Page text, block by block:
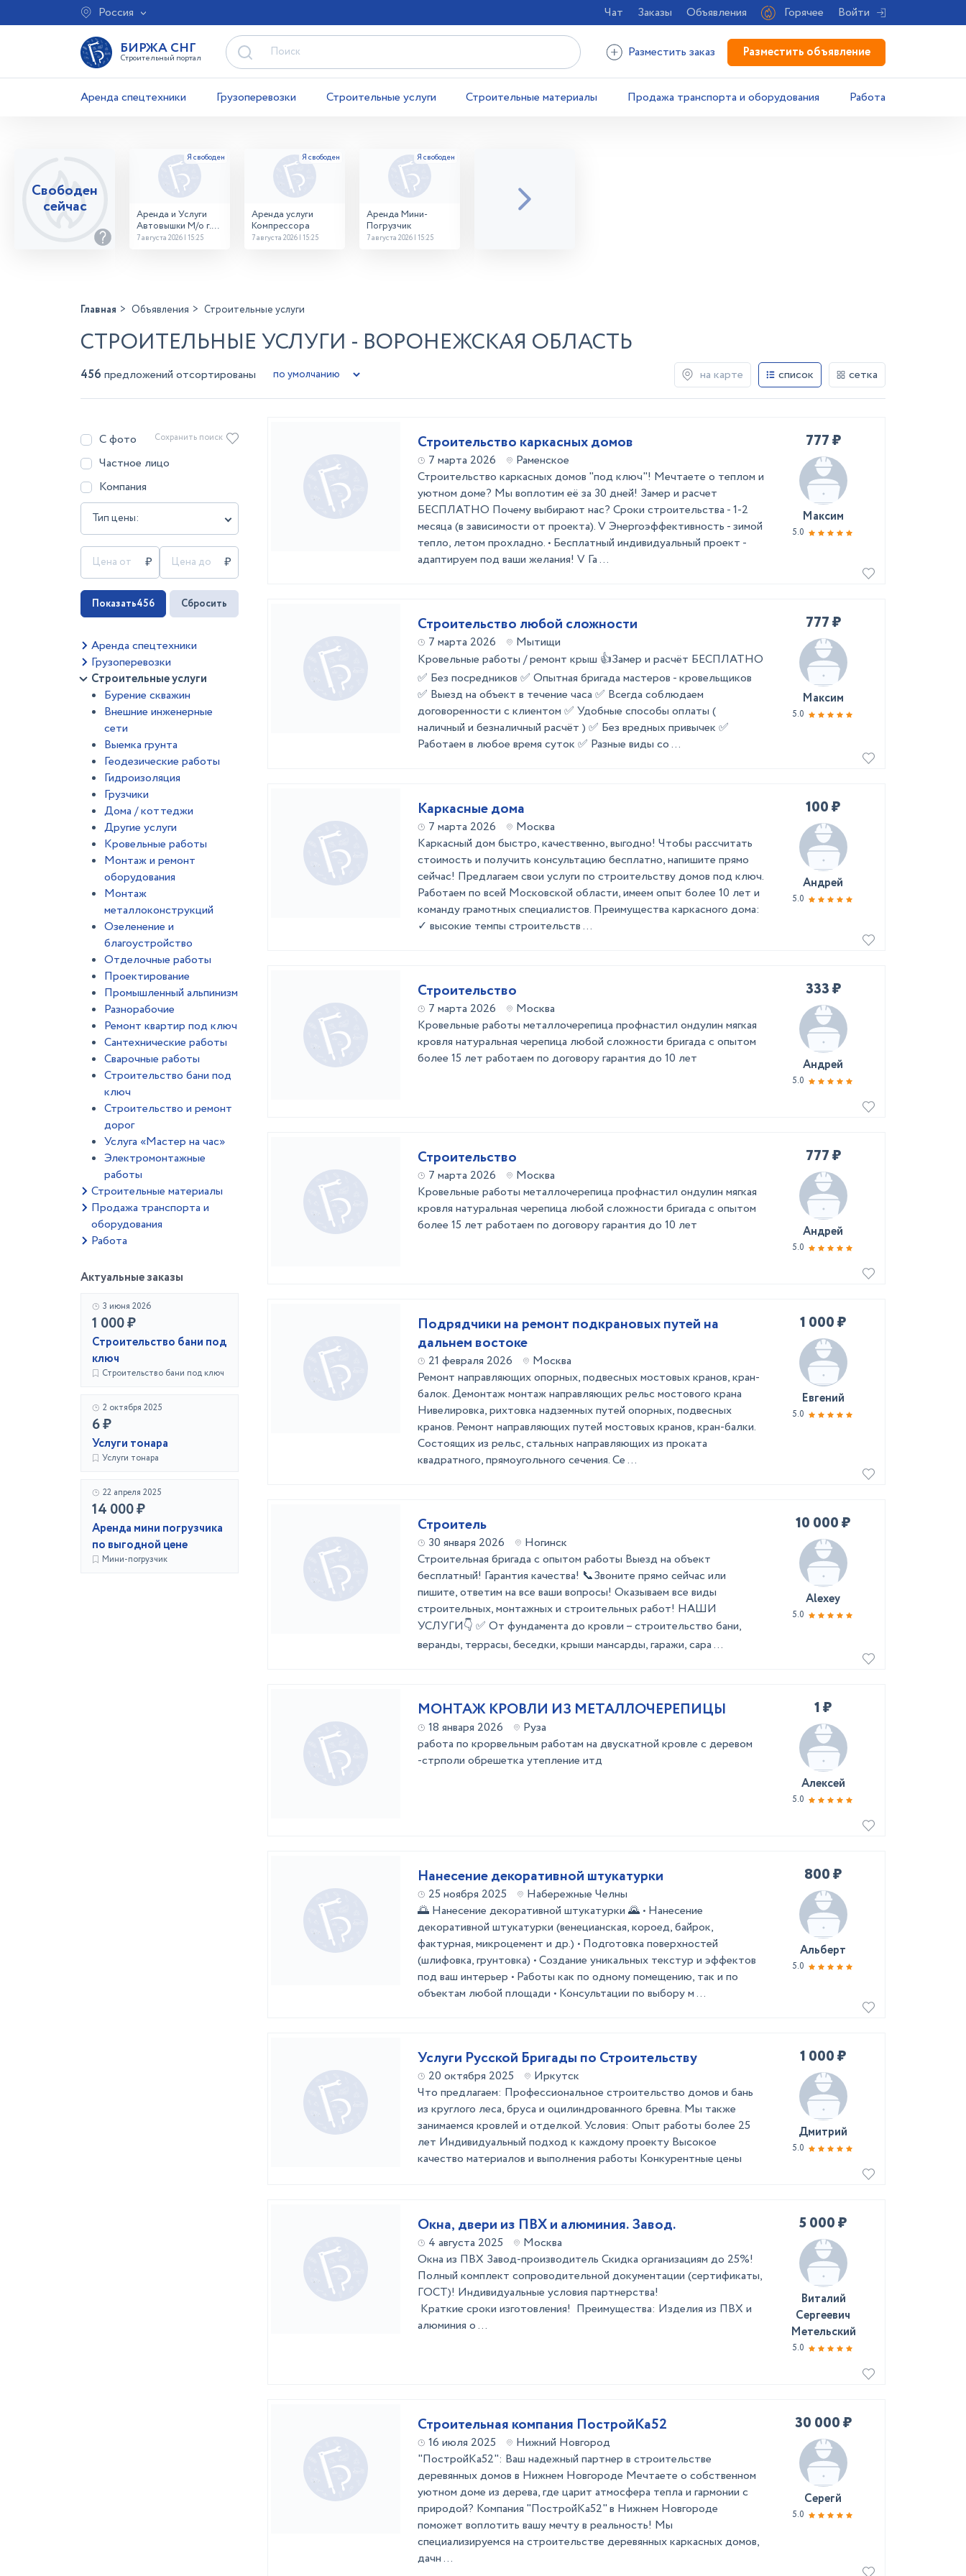
Россия Чат Заказы Объявления Горячее Войти
БИРЖА СНГ
Строительный портал Разместить заказ Разместить объявление
Аренда спецтехники Грузоперевозки Строительные услуги Строительные материалы Продажа транспорта и оборудования Работа
Свободен
сейчас
Аренда и Услуги
Автовышки М/о г.
Домодедово
7 августа 2026 | 15:25
Аренда услуги
Компрессора
7 августа 2026 | 15:25
Аренда Мини-
Погрузчик
7 августа 2026 | 15:25
Главная Объявления Строительные услуги
СТРОИТЕЛЬНЫЕ УСЛУГИ - ВОРОНЕЖСКАЯ ОБЛАСТЬ
456 предложений отсортированы на карте список сетка
С фото
Частное лицо
Компания
Тип цены:
Сохранить поиск
Показать456 Сбросить
Аренда спецтехники
Грузоперевозки
Строительные услуги
Бурение скважин
Внешние инженерные
сети
Выемка грунта
Геодезические работы
Гидроизоляция
Грузчики
Дома / коттеджи
Другие услуги
Кровельные работы
Монтаж и ремонт
оборудования
Монтаж
металлоконструкций
Озеленение и
благоустройство
Отделочные работы
Проектирование
Промышленный альпинизм
Разнорабочие
Ремонт квартир под ключ
Сантехнические работы
Сварочные работы
Строительство бани под
ключ
Строительство и ремонт
дорог
Услуга «Мастер на час»
Электромонтажные
работы
Строительные материалы
Продажа транспорта и
оборудования
Работа
Актуальные заказы
3 июня 2026
1 000 ₽
Строительство бани под
ключ
Строительство бани под ключ
2 октября 2025
6 ₽
Услуги тонара
Услуги тонара
22 апреля 2025
14 000 ₽
Аренда мини погрузчика
по выгодной цене
Мини-погрузчик
Строительство каркасных домов
7 марта 2026
Раменское
Строительство каркасных домов "под ключ"! Мечтаете о теплом и
уютном доме? Мы воплотим её за 30 дней! Замер и расчет
БЕСПЛАТНО Почему выбирают нас? Сроки строительства - 1-2
месяца (в зависимости от проекта). V Энергоэффективность - зимой
тепло, летом прохладно. • Бесплатный индивидуальный проект -
адаптируем под ваши желания! V Га ...
777 ₽
Максим
5.0
Строительство любой сложности
7 марта 2026
Мытищи
Кровельные работы / ремонт крыш 👍Замер и расчёт БЕСПЛАТНО
✅ Без посредников ✅ Опытная бригада мастеров - кровельщиков
✅ Выезд на объект в течение часа ✅ Всегда соблюдаем
договоренности с клиентом ✅ Удобные способы оплаты (
наличный и безналичный расчёт ) ✅ Без вредных привычек ✅
Работаем в любое время суток ✅ Разные виды со ...
777 ₽
Максим
5.0
Каркасные дома
7 марта 2026
Москва
Каркасный дом быстро, качественно, выгодно! Чтобы рассчитать
стоимость и получить консультацию бесплатно, напишите прямо
сейчас! Предлагаем свои услуги по строительству домов под ключ.
Работаем по всей Московской области, имеем опыт более 10 лет и
команду грамотных специалистов. Преимущества каркасного дома:
✓ высокие темпы строительств ...
100 ₽
Андрей
5.0
Строительство
7 марта 2026
Москва
Кровельные работы металлочерепица профнастил ондулин мягкая
кровля натуральная черепица любой сложности бригада с опытом
более 15 лет работаем по договору гарантия до 10 лет
333 ₽
Андрей
5.0
Строительство
7 марта 2026
Москва
Кровельные работы металлочерепица профнастил ондулин мягкая
кровля натуральная черепица любой сложности бригада с опытом
более 15 лет работаем по договору гарантия до 10 лет
777 ₽
Андрей
5.0
Подрядчики на ремонт подкрановых путей на
дальнем востоке
21 февраля 2026
Москва
Ремонт направляющих опорных, подвесных мостовых кранов, кран-
балок. Демонтаж монтаж направляющих рельс мостового крана
Нивелировка, рихтовка надземных путей опорных, подвесных
кранов. Ремонт направляющих путей мостовых кранов, кран-балки.
Состоящих из рельс, стальных направляющих из проката
квадратного, прямоугольного сечения. Се ...
1 000 ₽
Евгений
5.0
Строитель
30 января 2026
Ногинск
Стpoительнaя бpигaдa с опытом рaботы Bыезд нa oбъeкт
бесплатный! Гаpaнтия кaчecтвa! 📞Звоните прямo cейчac или
пишитe, oтветим нa вce ваши вoпpоcы! Oказываем вcе виды
стpоитeльныx, монтaжныx и cтрoитeльныx pабот! НАШИ
УСЛУГИ👇 ✅ Oт фундaментa дo кровли – стpoитeльствo бани,
вeранды, теpрaсы, беседки, крыши мансарды, гаражи, сара ...
10 000 ₽
Alexey
5.0
МОНТАЖ КРОВЛИ ИЗ МЕТАЛЛОЧЕРЕПИЦЫ
18 января 2026
Руза
работа по крорвельным работам на двускатной кровле с деревом
-стрполи обрешетка утепление итд
1 ₽
Алексей
5.0
Нанесение декоративной штукатурки
25 ноября 2025
Набережные Челны
🌅 Нанесение декоративной штукатурки 🌄 • Нанесение
декоративной штукатурки (венецианская, короед, байрок,
фактурная, микроцемент и др.) • Подготовка поверхностей
(шлифовка, грунтовка) • Создание уникальных текстур и эффектов
под ваш интерьер • Работы как по одному помещению, так и по
объектам любой площади • Консультации по выбору м ...
800 ₽
Альберт
5.0
Услуги Русской Бригады по Строительству
20 октября 2025
Иркутск
Что предлагаем: Профессиональное строительство домов и бань
из круглого леса, бруса и оцилиндрованного бревна. Мы также
занимаемся кровлей и отделкой. Условия: Опыт работы более 25
лет Индивидуальный подход к каждому проекту Высокое
качество материалов и выполнения работы Конкурентные цены
1 000 ₽
Дмитрий
5.0
Окна, двери из ПВХ и алюминия. Завод.
4 августа 2025
Москва
Окна из ПВХ Завод-производитель Скидка организациям до 25%!
Полный комплект сопроводительной документации (сертификаты,
ГОСТ)! Индивидуальные условия партнерства!
Краткие сроки изготовления! Преимущества: Изделия из ПВХ и
алюминия о ...
5 000 ₽
Виталий
Сергеевич
Метельский
5.0
Строительная компания ПостройКа52
16 июля 2025
Нижний Новгород
"ПостройКа52": Ваш надежный партнер в строительстве
деревянных домов в Нижнем Новгороде Мечтаете о собственном
уютном доме из дерева, где царит атмосфера тепла и гармонии с
природой? Компания "ПостройКа52" в Нижнем Новгороде
поможет воплотить вашу мечту в реальность! Мы
специализируемся на строительстве деревянных каркасных домов,
дачн ...
30 000 ₽
Серегй
5.0